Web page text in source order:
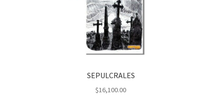
SEPULCRALES
$16,100.00